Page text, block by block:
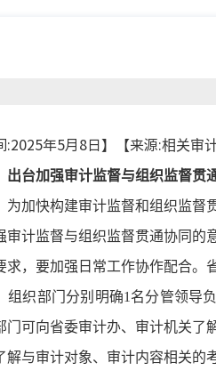
:2025年5月8日】【来源:相关审
出台加强审计监督与组织监督贯
为加快构建审计监督和组织监督
审计监督与组织监督贯通协同的
求，要加强日常工作协作配合。
组织部门分别明确1名分管领导
门可向省委审计办、审计机关了
解与审计对象、审计内容相关的